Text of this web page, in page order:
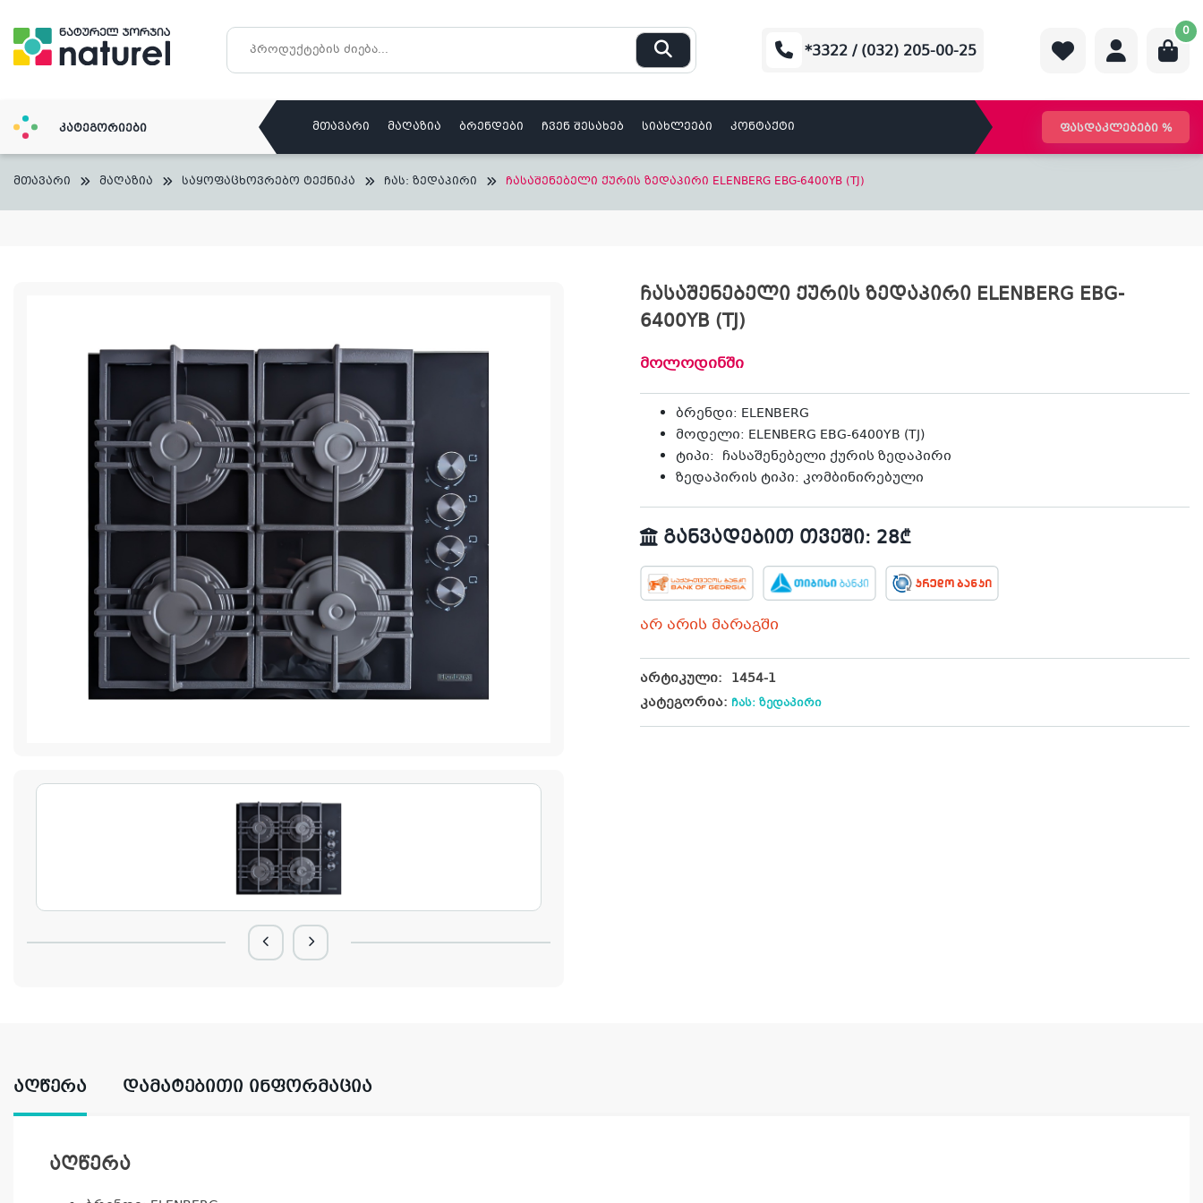
content
*3322 / (032) 205-00-25
0
კატეგორიები მთავარი მაღაზია ბრენდები ჩვენ შესახებ სიახლეები კონტაქტი ფასდაკლებები %
მთავარი მაღაზია საყოფაცხოვრებო ტექნიკა ჩას: ზედაპირი ჩასაშენებელი ქურის ზედაპირი ELENBERG EBG-6400YB (TJ)
ჩასაშენებელი ქურის ზედაპირი ELENBERG EBG-
6400YB (TJ)
მოლოდინში
ბრენდი: ELENBERG
მოდელი: ELENBERG EBG-6400YB (TJ)
ტიპი: ჩასაშენებელი ქურის ზედაპირი
ზედაპირის ტიპი: კომბინირებული
განვადებით თვეში: 28₾
არ არის მარაგში
არტიკული: 1454-1
კატეგორია: ჩას: ზედაპირი
ᲐᲦᲬᲔᲠᲐ ᲓᲐᲛᲐᲢᲔᲑᲘᲗᲘ ᲘᲜᲤᲝᲠᲛᲐᲪᲘᲐ
აღწერა